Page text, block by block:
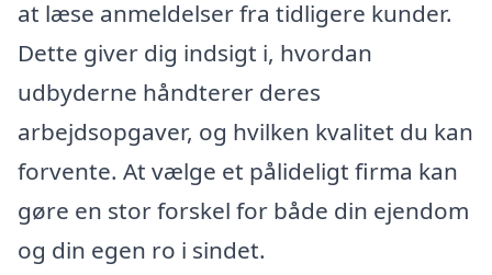
at læse anmeldelser fra tidligere kunder.
Dette giver dig indsigt i, hvordan
udbyderne håndterer deres
arbejdsopgaver, og hvilken kvalitet du kan
forvente. At vælge et pålideligt firma kan
gøre en stor forskel for både din ejendom
og din egen ro i sindet.